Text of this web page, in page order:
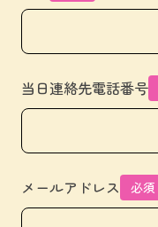
当日連絡先電話番号
メールアドレス 必須